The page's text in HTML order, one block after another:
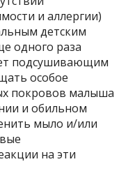
и аллергии)
детским
одного раза
подсушивающим
особое
покровов малыша
и обильном
мыло и/или
на эти